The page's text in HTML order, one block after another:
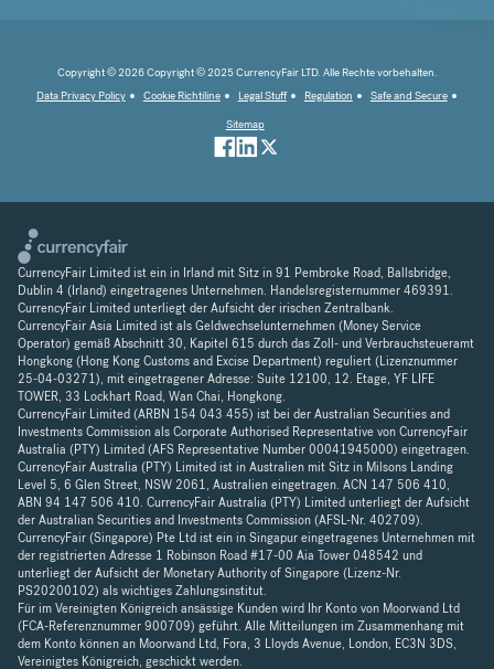
Copyright © 2026 Copyright © 2025 CurrencyFair LTD. Alle Rechte vorbehalten.
Data Privacy Policy
Cookie Richtiline Legal Stuff Regulation
Safe and Secure
Sitemap
CurrencyFair Limited ist ein in Irland mit Sitz in 91 Pembroke Road, Ballsbridge,
Dublin 4 (Irland) eingetragenes Unternehmen. Handelsregisternummer 469391.
CurrencyFair Limited unterliegt der Aufsicht der irischen Zentralbank.
CurrencyFair Asia Limited ist als Geldwechselunternehmen (Money Service
Operator) gemäß Abschnitt 30, Kapitel 615 durch das Zoll- und Verbrauchsteueramt
Hongkong (Hong Kong Customs and Excise Department) reguliert (Lizenznummer
25-04-03271), mit eingetragener Adresse: Suite 12100, 12. Etage, YF LIFE
TOWER, 33 Lockhart Road, Wan Chai, Hongkong.
CurrencyFair Limited (ARBN 154 043 455) ist bei der Australian Securities and
Investments Commission als Corporate Authorised Representative von CurrencyFair
Australia (PTY) Limited (AFS Representative Number 00041945000) eingetragen.
CurrencyFair Australia (PTY) Limited ist in Australien mit Sitz in Milsons Landing
Level 5, 6 Glen Street, NSW 2061, Australien eingetragen. ACN 147 506 410,
ABN 94 147 506 410. CurrencyFair Australia (PTY) Limited unterliegt der Aufsicht
der Australian Securities and Investments Commission (AFSL-Nr. 402709).
CurrencyFair (Singapore) Pte Ltd ist ein in Singapur eingetragenes Unternehmen mit
der registrierten Adresse 1 Robinson Road #17-00 Aia Tower 048542 und
unterliegt der Aufsicht der Monetary Authority of Singapore (Lizenz-Nr.
PS20200102) als wichtiges Zahlungsinstitut.
Für im Vereinigten Königreich ansässige Kunden wird Ihr Konto von Moorwand Ltd
(FCA-Referenznummer 900709) geführt. Alle Mitteilungen im Zusammenhang mit
dem Konto können an Moorwand Ltd, Fora, 3 Lloyds Avenue, London, EC3N 3DS,
Vereinigtes Königreich, geschickt werden.